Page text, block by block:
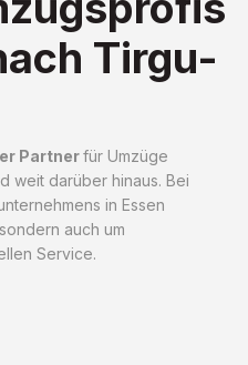
Tirgu-
Partnerfür Umzüge
weit darüber hinaus. Bei
in Essen
auch um
Service.